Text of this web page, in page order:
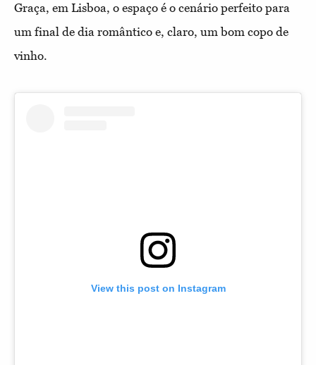
Graça, em Lisboa, o espaço é o cenário perfeito para
um final de dia romântico e, claro, um bom copo de
vinho.
View this post on Instagram